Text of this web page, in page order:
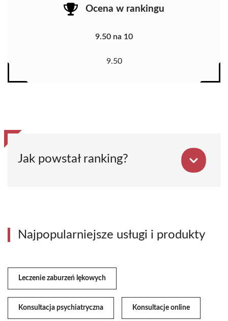
Ocena w rankingu
9.50 na 10
9.50
Jak powstał ranking?
Najpopularniejsze usługi i produkty
Leczenie zaburzeń lękowych
Konsultacja psychiatryczna Konsultacje online